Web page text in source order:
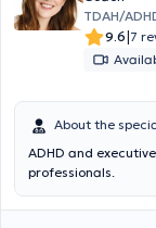
TDAH/
9.6|7
About the
ADHD and
professionals.